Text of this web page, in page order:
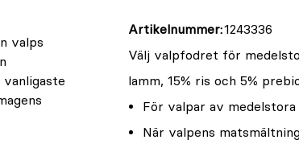
Artikelnummer 1243336
Välj valpfodret för
lamm, 15% ris och 5%
För valpar av
När valpens
valps